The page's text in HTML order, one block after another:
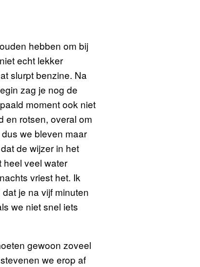
hebben om bij
echt lekker
slurpt benzine. Na
zag je nog de
moment ook niet
en rotsen, overal om
we bleven maar
de wijzer in het
heel veel water
vriest het. Ik
je na vijf minuten
we niet snel iets
gewoon zoveel
we erop af